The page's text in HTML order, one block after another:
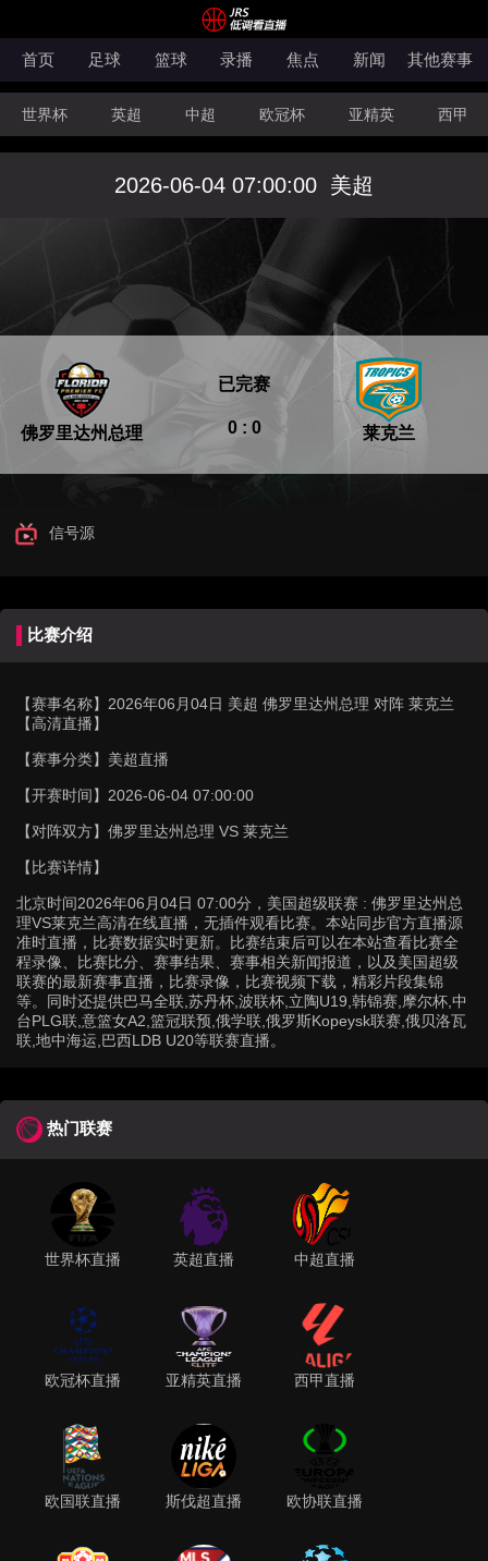
首页 足球 篮球 录播 焦点 新闻 其他赛事
世界杯 英超 中超 欧冠杯 亚精英 西甲
韩K联 法甲 科索沃超 意甲 世亚预 中甲
法罗超 日职联 NBA CBA
2026-06-04 07:00:00 美超
佛罗里达州总理 0 : 0
已完赛
莱克兰
信号源
比赛介绍
【赛事名称】 2026年06月04日 美超 佛罗里达州总理 对阵 莱克兰
【高清直播】
【赛事分类】 美超直播
【开赛时间】 2026-06-04 07:00:00
【对阵双方】 佛罗里达州总理 VS 莱克兰
【比赛详情】
北京时间2026年06月04日 07:00分，美国超级联赛 : 佛罗里达州总
理VS莱克兰高清在线直播，无插件观看比赛。本站同步官方直播源
准时直播，比赛数据实时更新。比赛结束后可以在本站查看比赛全
程录像、比赛比分、赛事结果、赛事相关新闻报道，以及美国超级
联赛的最新赛事直播，比赛录像，比赛视频下载，精彩片段集锦
等。同时还提供巴马全联,苏丹杯,波联杯,立陶U19,韩锦赛,摩尔杯,中
台PLG联,意篮女A2,篮冠联预,俄学联,俄罗斯Kopeysk联赛,俄贝洛瓦
联,地中海运,巴西LDB U20等联赛直播。
热门联赛
世界杯直播 英超直播 中超直播
欧冠杯直播 亚精英直播 西甲直播
欧国联直播 斯伐超直播 欧协联直播